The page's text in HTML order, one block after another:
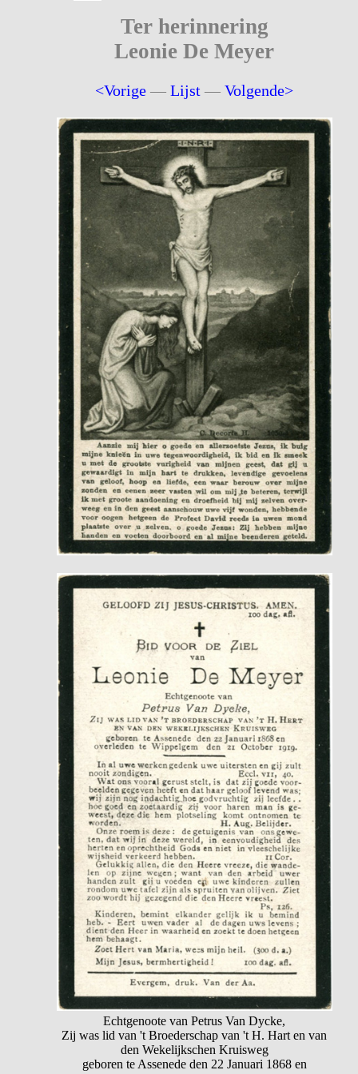
Ter herinnering
Leonie De Meyer
<Vorige —Lijst —Volgende>
Echtgenoote van Petrus Van Dycke,
Zij was lid van 't Broederschap van 't H. Hart en van
den Wekelijkschen Kruisweg
geboren te Assenede den 22 Januari 1868 en